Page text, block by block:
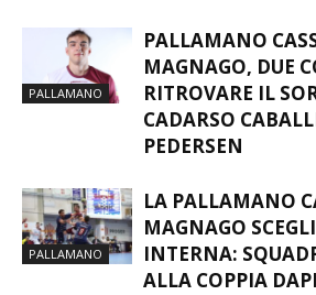
PALLAMANO
PALLAMANO
MAGNAGO, DUE
RITROVARE IL
CADARSO
PEDERSEN
PALLAMANO
LA PALLAMANO
MAGNAGO
INTERNA:
ALLA COPPIA